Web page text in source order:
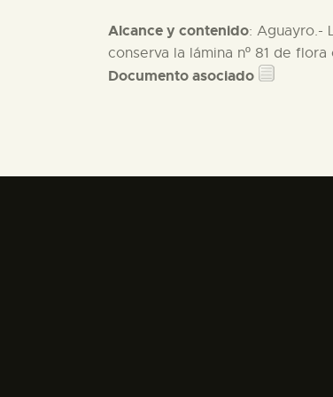
Alcance y contenido: Aguayro.-
conserva la lámina nº 81 de
Documento asociado